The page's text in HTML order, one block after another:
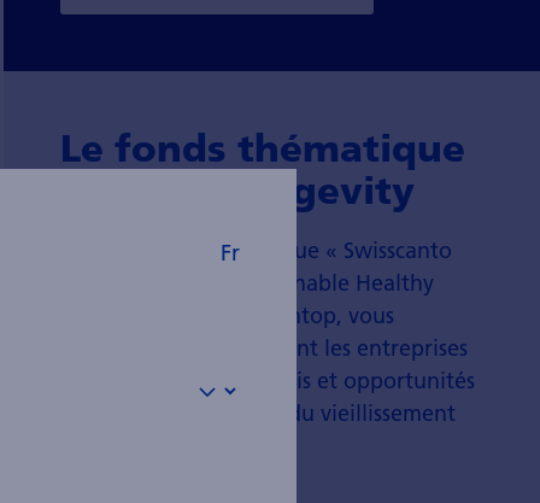
Le fonds thématique
Healthy Longevity
Avec le fonds thématique « Swisscanto
(LU) Equity Fund Sustainable Healthy
Longevity » de Swisscantop, vous
investissez en privilégiant les entreprises
qui se saisissent des défis et opportunités
de la tendance lourde du vieillissement
Fr